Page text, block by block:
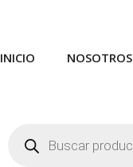
INICIO NOSOTROS
productos